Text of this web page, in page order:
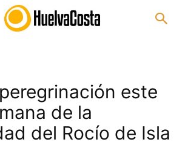
este
de la
del Rocío de Isla